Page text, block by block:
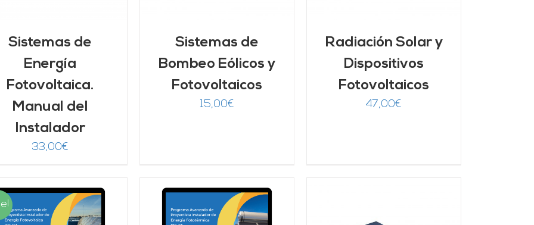
Sistemas de
Energía
Fotovoltaica.
Manual del
Instalador
33,00€
Sistemas de
Bombeo Eólicos y
Fotovoltaicos
15,00€
Radiación Solar y
Dispositivos
Fotovoltaicos
47,00€
AÑADIR AL CARRITO